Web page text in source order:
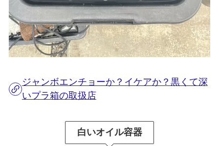
ジャンボエンチョーか？イケアか？黒くて深
いプラ箱の取扱店
白いオイル容器